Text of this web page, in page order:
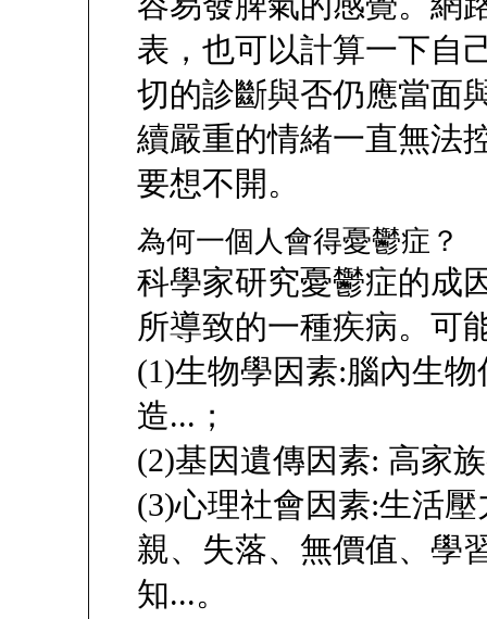
表，也可以計算一下自
切的診斷與否仍應當面
續嚴重的情緒一直無法
要想不開。
為何一個人會得憂鬱症？
科學家研究憂鬱症的成
所導致的一種疾病。可
(1)生物學因素:腦內生
造...；
(2)基因遺傳因素: 高家
(3)心理社會因素:生活
親、失落、無價值、學
知...。